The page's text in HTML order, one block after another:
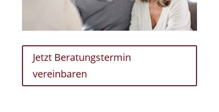
Jetzt Beratungstermin
vereinbaren